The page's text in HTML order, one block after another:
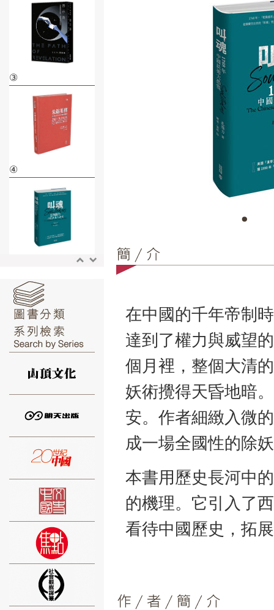
③
④
⑥
在中國的千年帝制
達到了權力與威望
個月裡，整個大清
妖術攪得天昏地暗
安。作者細緻入微
成一場全國性的除
本書用歷史長河中
的機理。它引入了
看待中國歷史，拓